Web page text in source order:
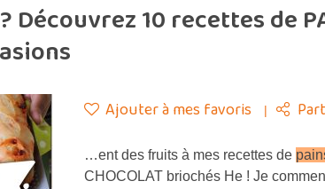
Découvrez 10 recettes de
Ajouter à mes favoris
…ent des fruits à mes recettes de
CHOCOLAT briochés He ! Je